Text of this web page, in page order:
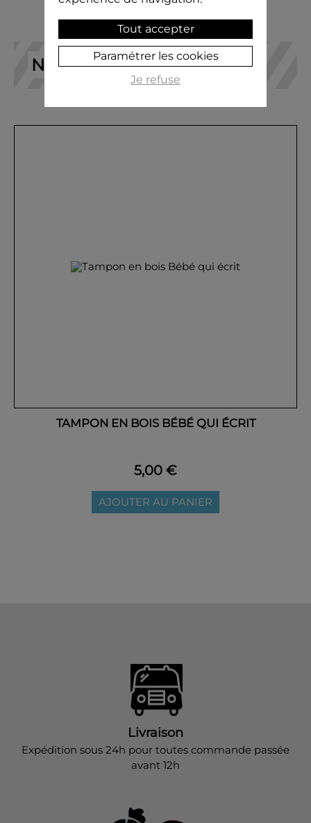
NOS RECOMMANDATIONS
TAMPON EN BOIS BÉBÉ QUI ÉCRIT
5,00 €
AJOUTER AU PANIER
Livraison
Expédition sous 24h pour toutes commande passée
avant 12h
Tout accepter
Paramétrer les cookies
Je refuse